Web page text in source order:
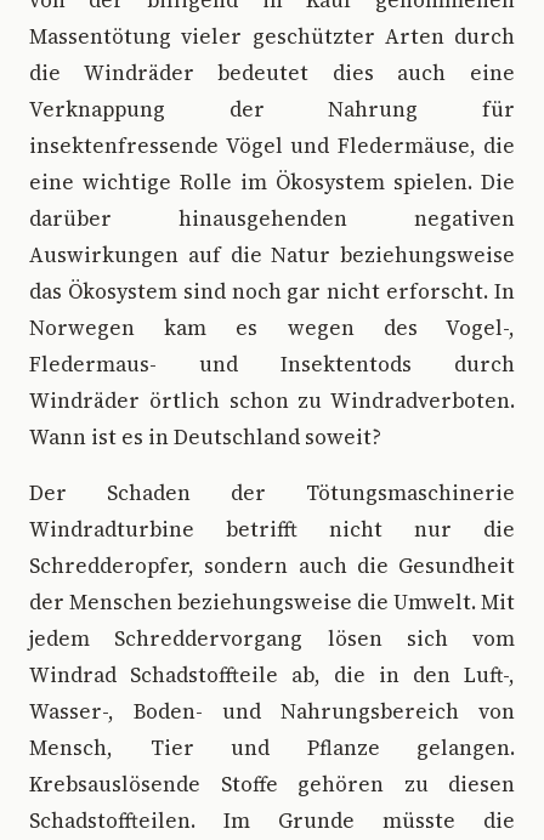
Massentötung vieler geschützter Arten durch
die Windräder bedeutet dies auch eine
Verknappung der Nahrung für
insektenfressende Vögel und Fledermäuse, die
eine wichtige Rolle im Ökosystem spielen. Die
darüber hinausgehenden negativen
Auswirkungen auf die Natur beziehungsweise
das Ökosystem sind noch gar nicht erforscht. In
Norwegen kam es wegen des Vogel-,
Fledermaus- und Insektentods durch
Windräder örtlich schon zu Windradverboten.
Wann ist es in Deutschland soweit?
Der Schaden der Tötungsmaschinerie
Windradturbine betrifft nicht nur die
Schredderopfer, sondern auch die Gesundheit
der Menschen beziehungsweise die Umwelt. Mit
jedem Schreddervorgang lösen sich vom
Windrad Schadstoffteile ab, die in den Luft-,
Wasser-, Boden- und Nahrungsbereich von
Mensch, Tier und Pflanze gelangen.
Krebsauslösende Stoffe gehören zu diesen
Schadstoffteilen. Im Grunde müsste die